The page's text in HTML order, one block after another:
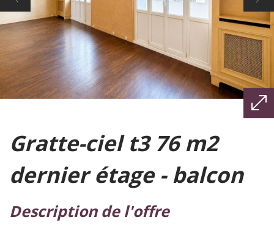
gratte-ciel t3 76 m2
dernier étage - balcon
description de l'offre